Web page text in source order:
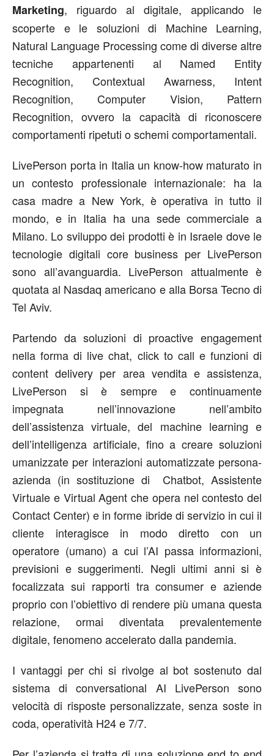
Marketing, riguardo al digitale, applicando le
scoperte e le soluzioni di Machine Learning,
Natural Language Processing come di diverse altre
tecniche appartenenti al Named Entity
Recognition, Contextual Awarness, Intent
Recognition, Computer Vision, Pattern
Recognition, ovvero la capacità di riconoscere
comportamenti ripetuti o schemi comportamentali.
LivePerson porta in Italia un know-how maturato in
un contesto professionale internazionale: ha la
casa madre a New York, è operativa in tutto il
mondo, e in Italia ha una sede commerciale a
Milano. Lo sviluppo dei prodotti è in Israele dove le
tecnologie digitali core business per LivePerson
sono all’avanguardia. LivePerson attualmente è
quotata al Nasdaq americano e alla Borsa Tecno di
Tel Aviv.
Partendo da soluzioni di proactive engagement
nella forma di live chat, click to call e funzioni di
content delivery per area vendita e assistenza,
LivePerson si è sempre e continuamente
impegnata nell’innovazione nell’ambito
dell’assistenza virtuale, del machine learning e
dell’intelligenza artificiale, fino a creare soluzioni
umanizzate per interazioni automatizzate persona-
azienda (in sostituzione di Chatbot, Assistente
Virtuale e Virtual Agent che opera nel contesto del
Contact Center) e in forme ibride di servizio in cui il
cliente interagisce in modo diretto con un
operatore (umano) a cui l’AI passa informazioni,
previsioni e suggerimenti. Negli ultimi anni si è
focalizzata sui rapporti tra consumer e aziende
proprio con l’obiettivo di rendere più umana questa
relazione, ormai diventata prevalentemente
digitale, fenomeno accelerato dalla pandemia.
I vantaggi per chi si rivolge al bot sostenuto dal
sistema di conversational AI LivePerson sono
velocità di risposte personalizzate, senza soste in
coda, operatività H24 e 7/7.